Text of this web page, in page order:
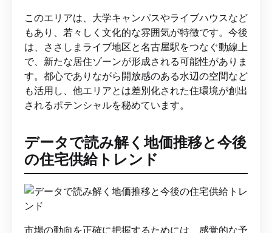
このエリアは、大学キャンパスやライブハウスなど
もあり、若々しく文化的な雰囲気が特徴です。今後
は、ささしまライブ地区と名古屋駅をつなぐ動線上
で、新たな居住ゾーンが形成される可能性がありま
す。都心でありながら開放感のある水辺の空間など
も活用し、他エリアとは差別化された住環境が創出
されるポテンシャルを秘めています。
データで読み解く地価推移と今後
の住宅供給トレンド
市場の動向を正確に把握するためには、感覚的な予